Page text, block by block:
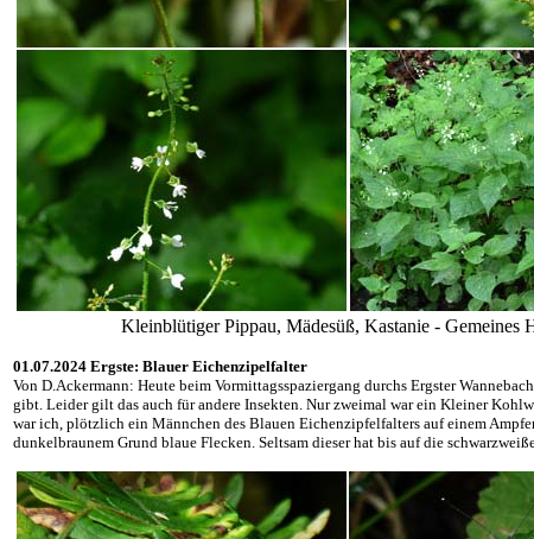
Kleinblütiger Pippau, Mädesüß, Kastanie -
01.07.2024 Ergste: Blauer Eichenzipelfalter
Von D.Ackermann: Heute beim Vormittagsspaziergang durchs Ergster
gibt. Leider gilt das auch für andere Insekten. Nur zweimal war ein Kleiner
war ich, plötzlich ein Männchen des Blauen Eichenzipfelfalters auf einem
dunkelbraunem Grund blaue Flecken. Seltsam dieser hat bis auf die